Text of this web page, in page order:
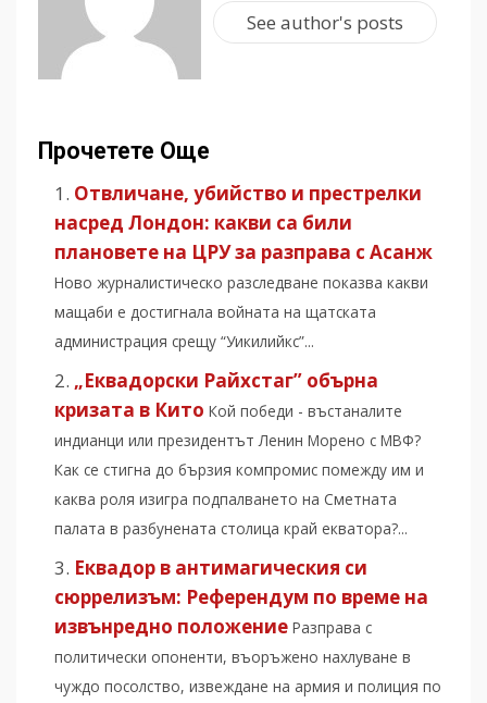
See author's posts
Прочетете Още
Отвличане, убийство и престрелки
насред Лондон: какви са били
плановете на ЦРУ за разправа с Асанж
Ново журналистическо разследване показва какви
мащаби е достигнала войната на щатската
администрация срещу “Уикилийкс”...
„Еквадорски Райхстаг” обърна
кризата в Кито Кой победи - въстаналите
индианци или президентът Ленин Морено с МВФ?
Как се стигна до бързия компромис помежду им и
каква роля изигра подпалването на Сметната
палата в разбунената столица край екватора?...
Еквадор в антимагическия си
сюррелизъм: Референдум по време на
извънредно положение Разправа с
политически опоненти, въоръжено нахлуване в
чуждо посолство, извеждане на армия и полиция по